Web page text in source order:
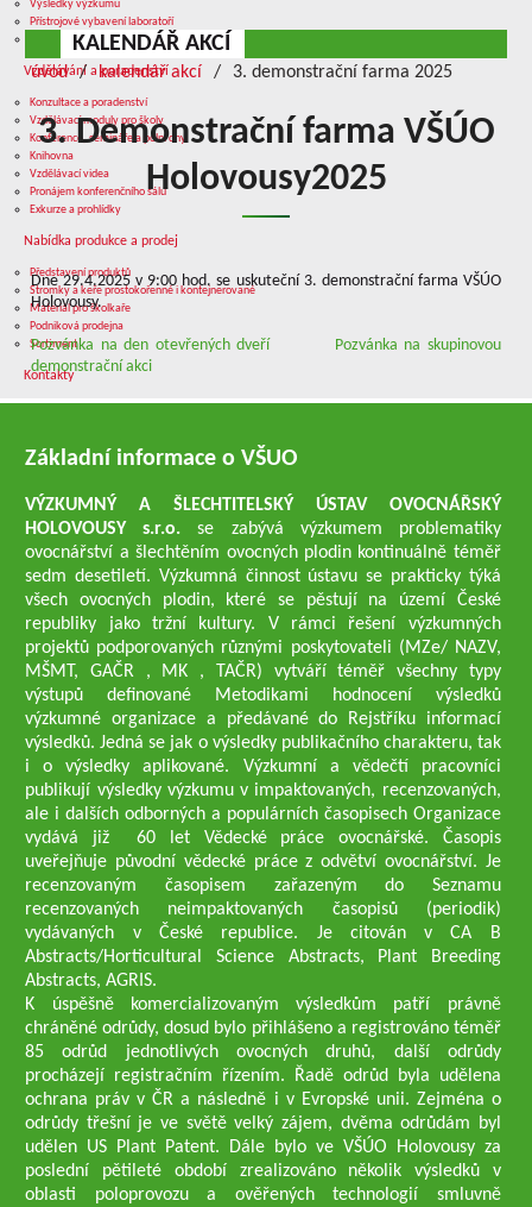
Výsledky výzkumu
Přístrojové vybavení laboratoří
Služby v oblasti výzkumu
Vzdělávání a poradenství
Konzultace a poradenství
Vzdělávací moduly pro školy
Konference, semináře a polní dny
Knihovna
Vzdělávací videa
Pronájem konferenčního sálu
Exkurze a prohlídky
Nabídka produkce a prodej
Představení produktů
Stromky a keře prostokořenné i kontejnerované
Materiál pro školkaře
Podniková prodejna
Sortiment
Kontakty
KALENDÁŘ AKCÍ
úvod kalendář akcí 3. demonstrační farma 2025
3. Demonstrační farma VŠÚO
Holovousy2025
Dne 29.4.2025 v 9:00 hod. se uskuteční 3. demonstrační farma VŠÚO
Holovousy.
Pozvánka na den otevřených dveří
Pozvánka na skupinovou
demonstrační akci
Základní informace o VŠUO
VÝZKUMNÝ A ŠLECHTITELSKÝ ÚSTAV OVOCNÁŘSKÝ
HOLOVOUSY s.r.o.se zabývá výzkumem problematiky
ovocnářství a šlechtěním ovocných plodin kontinuálně téměř
sedm desetiletí. Výzkumná činnost ústavu se prakticky týká
všech ovocných plodin, které se pěstují na území České
republiky jako tržní kultury. V rámci řešení výzkumných
projektů podporovaných různými poskytovateli (MZe/ NAZV,
MŠMT, GAČR , MK , TAČR) vytváří téměř všechny typy
výstupů definované Metodikami hodnocení výsledků
výzkumné organizace a předávané do Rejstříku informací
výsledků. Jedná se jak o výsledky publikačního charakteru, tak
i o výsledky aplikované. Výzkumní a vědečtí pracovníci
publikují výsledky výzkumu v impaktovaných, recenzovaných,
ale i dalších odborných a populárních časopisech Organizace
vydává již 60 let Vědecké práce ovocnářské. Časopis
uveřejňuje původní vědecké práce z odvětví ovocnářství. Je
recenzovaným časopisem zařazeným do Seznamu
recenzovaných neimpaktovaných časopisů (periodik)
vydávaných v České republice. Je citován v CA B
Abstracts/Horticultural Science Abstracts, Plant Breeding
Abstracts, AGRIS.
K úspěšně komercializovaným výsledkům patří právně
chráněné odrůdy, dosud bylo přihlášeno a registrováno téměř
85 odrůd jednotlivých ovocných druhů, další odrůdy
procházejí registračním řízením. Řadě odrůd byla udělena
ochrana práv v ČR a následně i v Evropské unii. Zejména o
odrůdy třešní je ve světě velký zájem, dvěma odrůdám byl
udělen US Plant Patent. Dále bylo ve VŠÚO Holovousy za
poslední pětileté období zrealizováno několik výsledků v
oblasti poloprovozu a ověřených technologií smluvně